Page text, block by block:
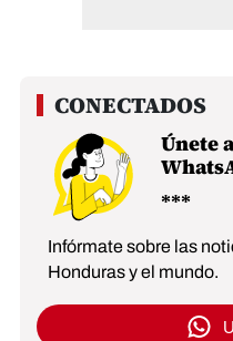
Únete
Infórmate sobre las
Honduras y el mundo.